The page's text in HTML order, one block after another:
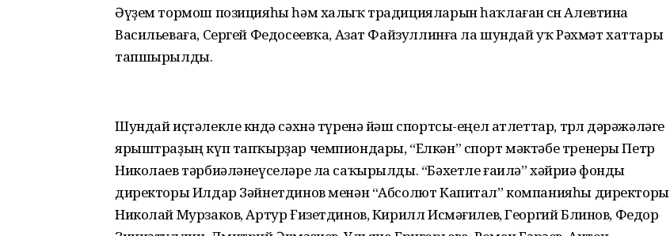
Әүҙем тормош позицияһы һәм халыҡ традицияларын һаҡлаған өсөн Алевтина
Васильеваға, Сергей Федосеевҡа, Азат Файзуллинға ла шундай уҡ Рәхмәт хаттары
тапшырылды.
Шундай иҫтәлекле көндә сәхнә түренә йәш спортсы-еңел атлеттар, төрлө дәрәжәләге
ярыштраҙың күп тапҡырҙар чемпиондары, “Елкән” спорт мәктәбе тренеры Петр
Николаев тәрбиәләнеүселәре ла саҡырылды. “Бәхетле ғаилә” хәйриә фонды
директоры Илдар Зәйнетдинов менән “Абсолют Капитал” компанияһы директоры
Николай Мурзаков, Артур Ғизетдинов, Кирилл Исмәғилев, Георгий Блинов, Федор